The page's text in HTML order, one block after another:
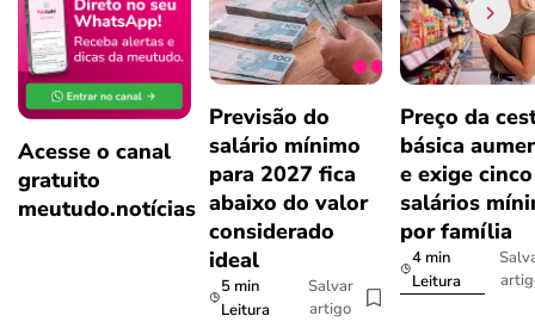
Acesse o canal
gratuito
meutudo.notícias
Previsão do
salário mínimo
para 2027 fica
abaixo do valor
considerado
ideal
5 min
Leitura
Salvar
artigo
Preço da
básica
e exige cinco
salários
por família
4 min
Leitura